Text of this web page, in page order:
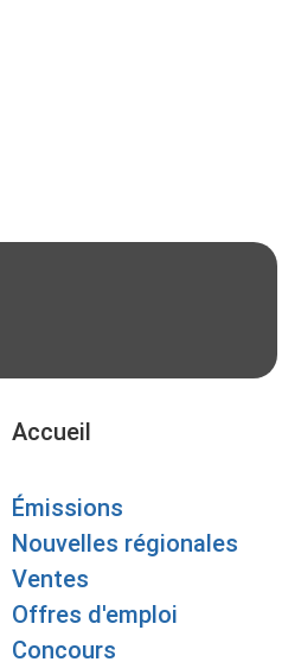
Accueil
Émissions
Nouvelles régionales
Ventes
Offres d'emploi
Concours